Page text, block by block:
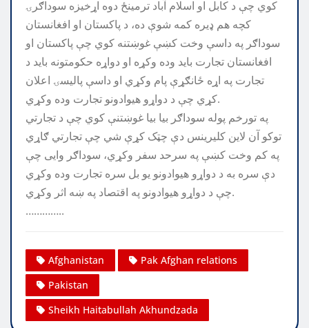
کوي چې د کابل او اسلام آباد ترمینځ دوه اړخیزه سوداګرۍ
کچه هم ډیره کمه شوې ده، د پاکستان او افغانستان
سوداګر په داسې وخت کښې غوښتنه کوي چې پاکستان او
افغانستان تجارت باید وده وکړه او دواړه حکومتونه باید د
تجارت په اړه ځانګړې پام وکړي او داسې پالیسۍ اعلان
کړي چې د دواړو هیوادونو تجارت وده وکړي.
په تورخم پوله سوداګر بیا بیا غوښتنې کوي چې د تجارتي
توکو آن لاین کلیرینس دې چټک کړې شي چې تجارتي ګاړي
په کم وخت کښې په سرحد سفر وکړي، سوداګر وایی چې
دې سره به د دواړو هیوادونو یو بل سره تجارت وده وکړي
چې د دواړو هیوادونو په اقتصاد په ښه اثر وکړي.
…………..
Afghanistan
Pak Afghan relations
Pakistan
Sheikh Haitabullah Akhundzada